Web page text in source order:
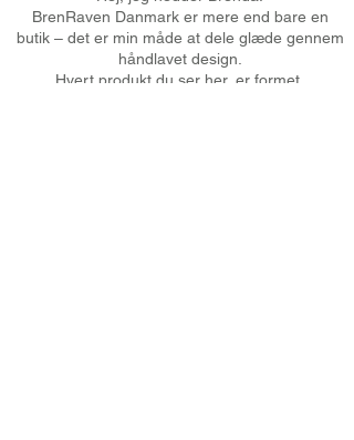
BrenRaven Danmark er mere end bare en
butik – det er min måde at dele glæde gennem
håndlavet design.
Hvert produkt du ser her, er formet,